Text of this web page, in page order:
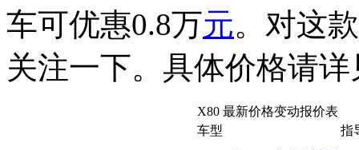
车可优惠0.8万元。对这
关注一下。具体价格请
X80 最新价格变动报价表
车型
指